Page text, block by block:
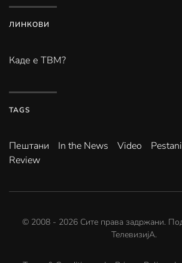
ЛИНКОВИ
Каде е ТВМ?
TAGS
Пештани In the News Video Pestani
Review
© 2008 - 2026 Сите права задржани.
ТелевизијА.